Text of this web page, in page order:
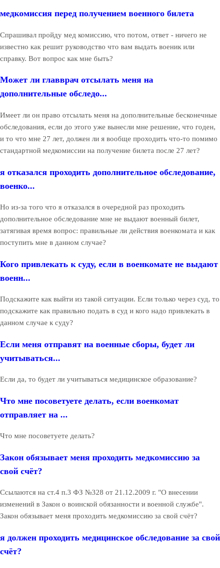
медкомиссия перед получением военного билета
Спрашивал пройду мед комиссию, что потом, ответ - ничего не
известно как решит руководство что вам выдать военик или
справку. Вот вопрос как мне быть?
Может ли главврач отсылать меня на
дополнительные обследо...
Имеет ли он право отсылать меня на дополнительные бесконечные
обследования, если до этого уже вынесли мне решение, что годен,
и то что мне 27 лет, должен ли я вообще проходить что-то помимо
стандартной медкомиссии на получение билета после 27 лет?
я отказался проходить дополнительное обследование,
военко...
Но из-за того что я отказался в очередной раз проходить
дополнительное обследование мне не выдают военный билет,
затягивая время вопрос: правильные ли действия военкомата и как
поступить мне в данном случае?
Кого привлекать к суду, если в военкомате не выдают
военн...
Подскажите как выйти из такой ситуации. Если только через суд, то
подскажите как правильно подать в суд и кого надо привлекать в
данном случае к суду?
Если меня отправят на военные сборы, будет ли
учитываться...
Если да, то будет ли учитываться медицинское образование?
Что мне посоветуете делать, если военкомат
отправляет на ...
Что мне посоветуете делать?
Закон обязывает меня проходить медкомиссию за
свой счёт?
Ссылаются на ст.4 п.3 ФЗ №328 от 21.12.2009 г. "О внесении
изменений в Закон о воинской обязанности и военной службе".
Закон обязывает меня проходить медкомиссию за свой счёт?
я должен проходить медицинское обследование за свой
счёт?